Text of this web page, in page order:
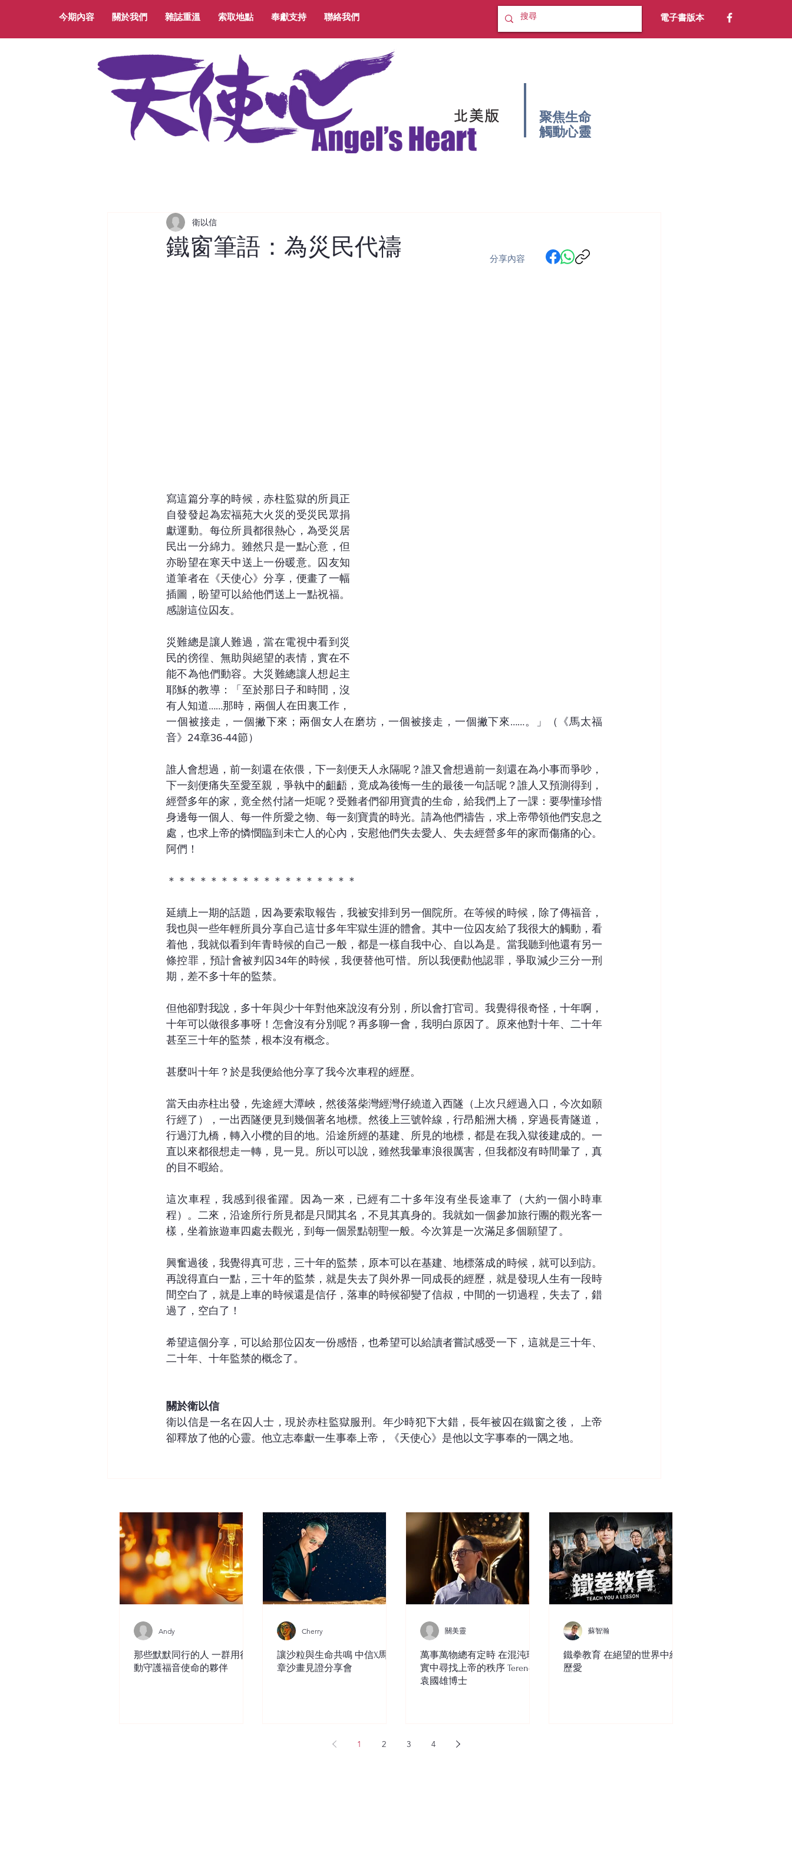
今期內容 關於我們 雜誌重溫 索取地點 奉獻支持 聯絡我們 電子書版本
聚焦生命
​觸動心靈
鐵窗筆語：為災民代禱
衛以信
寫這篇分享的時候，赤柱監獄的所員正
自發發起為宏福苑大火災的受災民眾捐
獻運動。每位所員都很熱心，為受災居
民出一分綿力。雖然只是一點心意，但
亦盼望在寒天中送上一份暖意。囚友知
道筆者在《天使心》分享，便畫了一幅
插圖，盼望可以給他們送上一點祝福。
感謝這位囚友。
災難總是讓人難過，當在電視中看到災
民的徬徨、無助與絕望的表情，實在不
能不為他們動容。大災難總讓人想起主
耶穌的教導：「至於那日子和時間，沒
有人知道……那時，兩個人在田裏工作，
一個被接走，一個撇下來；兩個女人在磨坊，一個被接走，一個撇下來……。」（《馬太福
音》24章36-44節）
誰人會想過，前一刻還在依偎，下一刻便天人永隔呢？誰又會想過前一刻還在為小事而爭吵，
下一刻便痛失至愛至親，爭執中的齟齬，竟成為後悔一生的最後一句話呢？誰人又預測得到，
經營多年的家，竟全然付諸一炬呢？受難者們卻用寶貴的生命，給我們上了一課：要學懂珍惜
身邊每一個人、每一件所愛之物、每一刻寶貴的時光。請為他們禱告，求上帝帶領他們安息之
處，也求上帝的憐憫臨到未亡人的心內，安慰他們失去愛人、失去經營多年的家而傷痛的心。
阿們！
＊＊＊＊＊＊＊＊＊＊＊＊＊＊＊＊＊＊
延續上一期的話題，因為要索取報告，我被安排到另一個院所。在等候的時候，除了傳福音，
我也與一些年輕所員分享自己這廿多年牢獄生涯的體會。其中一位囚友給了我很大的觸動，看
着他，我就似看到年青時候的自己一般，都是一樣自我中心、自以為是。當我聽到他還有另一
條控罪，預計會被判囚34年的時候，我便替他可惜。所以我便勸他認罪，爭取減少三分一刑
期，差不多十年的監禁。
但他卻對我說，多十年與少十年對他來說沒有分別，所以會打官司。我覺得很奇怪，十年啊，
十年可以做很多事呀！怎會沒有分別呢？再多聊一會，我明白原因了。原來他對十年、二十年
甚至三十年的監禁，根本沒有概念。
甚麼叫十年？於是我便給他分享了我今次車程的經歷。
當天由赤柱出發，先途經大潭峽，然後落柴灣經灣仔繞道入西隧（上次只經過入口，今次如願
行經了），一出西隧便見到幾個著名地標。然後上三號幹線，行昂船洲大橋，穿過長青隧道，
行過汀九橋，轉入小欖的目的地。沿途所經的基建、所見的地標，都是在我入獄後建成的。一
直以來都很想走一轉，見一見。所以可以說，雖然我暈車浪很厲害，但我都沒有時間暈了，真
的目不暇給。
這次車程，我感到很雀躍。因為一來，已經有二十多年沒有坐長途車了（大約一個小時車
程）。二來，沿途所行所見都是只聞其名，不見其真身的。我就如一個參加旅行團的觀光客一
樣，坐着旅遊車四處去觀光，到每一個景點朝聖一般。今次算是一次滿足多個願望了。
興奮過後，我覺得真可悲，三十年的監禁，原本可以在基建、地標落成的時候，就可以到訪。
再說得直白一點，三十年的監禁，就是失去了與外界一同成長的經歷，就是發現人生有一段時
間空白了，就是上車的時候還是信仔，落車的時候卻變了信叔，中間的一切過程，失去了，錯
過了，空白了！
希望這個分享，可以給那位囚友一份感悟，也希望可以給讀者嘗試感受一下，這就是三十年、
二十年、十年監禁的概念了。
關於衛以信
衛以信是一名在囚人士，現於赤柱監獄服刑。年少時犯下大錯，長年被囚在鐵窗之後， 上帝
卻釋放了他的心靈。他立志奉獻一生事奉上帝，《天使心》是他以文字事奉的一隅之地。
分享內容
那些默默同行的人 一群用行
動守護福音使命的夥伴
Andy
讓沙粒與生命共鳴 中信X馬穎
章沙畫見證分享會
Cherry
萬事萬物總有定時 在混沌現
實中尋找上帝的秩序 Terence
袁國雄博士
關美靈
鐵拳教育 在絕望的世界中經
歷愛
蘇智瀚
1 2 3 4